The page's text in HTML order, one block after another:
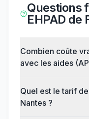
Questions
EHPAD de
Combien coûte
avec les aides
Quel est le tarif
Nantes ?